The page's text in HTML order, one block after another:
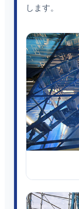
します。